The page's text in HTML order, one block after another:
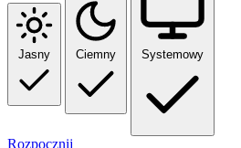
Jasny Ciemny Systemowy
Rozpocznij